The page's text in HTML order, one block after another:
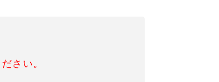
さい。